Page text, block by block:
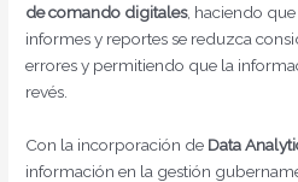
de comando digitales, haciendo
informes y reportes se reduzca
errores y permitiendo que la
revés.
Con la incorporación de Data
información en la gestión